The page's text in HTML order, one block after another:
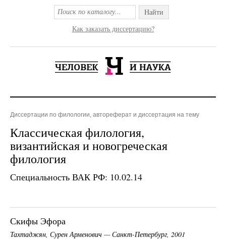
Найти
Как заказать диссертацию?
Диссертации по филологии, автореферат и диссертация на тему
Классическая филология,
византийская и новогреческая
филология
Специальность ВАК РФ: 10.02.14
Скифы Эфора
Тахтаджян, Сурен Арменович — Санкт-Петербург, 2001